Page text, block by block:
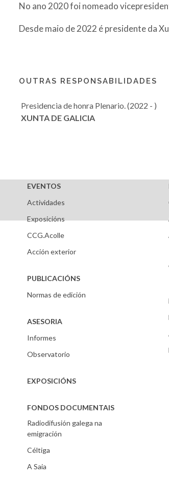
No ano 2020 foi nomeado
Desde maio de 2022 é presidente da
OUTRAS RESPONSABILIDADES
Presidencia de honra Plenario. (2022 - )
XUNTA DE GALICIA
EVENTOS
Actividades
Exposicións
CCG.Acolle
Acción exterior
PUBLICACIÓNS
Normas de edición
ASESORIA
Informes
Observatorio
EXPOSICIÓNS
FONDOS DOCUMENTAIS
Radiodifusión galega na
emigración
Céltiga
A Saia